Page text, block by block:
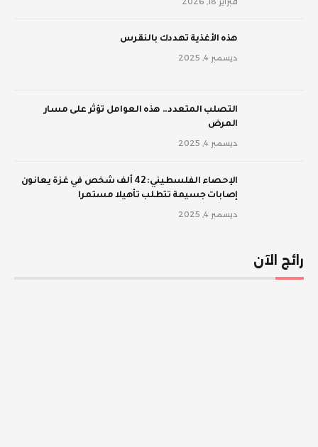
‫هذه الأغذية تهددك بالنقرس
ديسمبر 4, 2025
‫التصلب المتعدد.. هذه العوامل تؤثر على مسار
المرض
ديسمبر 4, 2025
الإحصاء الفلسطيني: 42 ألف شخص في غزة يعانون
إصابات جسيمة تتطلب تأهيلا مستمرا
ديسمبر 4, 2025
رائج الآن